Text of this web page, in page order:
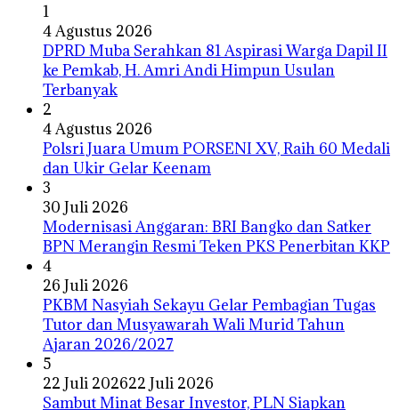
1
4 Agustus 2026
DPRD Muba Serahkan 81 Aspirasi Warga Dapil II
ke Pemkab, H. Amri Andi Himpun Usulan
Terbanyak
2
4 Agustus 2026
Polsri Juara Umum PORSENI XV, Raih 60 Medali
dan Ukir Gelar Keenam
3
30 Juli 2026
Modernisasi Anggaran: BRI Bangko dan Satker
BPN Merangin Resmi Teken PKS Penerbitan KKP
4
26 Juli 2026
PKBM Nasyiah Sekayu Gelar Pembagian Tugas
Tutor dan Musyawarah Wali Murid Tahun
Ajaran 2026/2027
5
22 Juli 202622 Juli 2026
Sambut Minat Besar Investor, PLN Siapkan